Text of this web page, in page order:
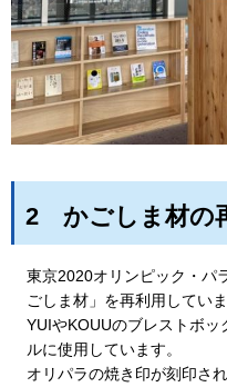
2 かごしま材の
東京2020オリンピック・パ
ごしま材」を再利用していま
YUIやKOUUのブレストボ
ルに使用しています。
オリパラの焼き印が刻印さ